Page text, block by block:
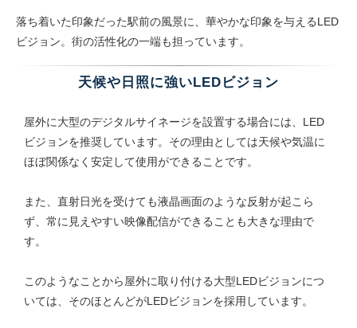
落ち着いた印象だった駅前の風景に、華やかな印象を与えるLED
ビジョン。街の活性化の一端も担っています。
天候や日照に強いLEDビジョン
屋外に大型のデジタルサイネージを設置する場合には、LED
ビジョンを推奨しています。その理由としては天候や気温に
ほぼ関係なく安定して使用ができることです。
また、直射日光を受けても液晶画面のような反射が起こら
ず、常に見えやすい映像配信ができることも大きな理由で
す。
このようなことから屋外に取り付ける大型LEDビジョンにつ
いては、そのほとんどがLEDビジョンを採用しています。